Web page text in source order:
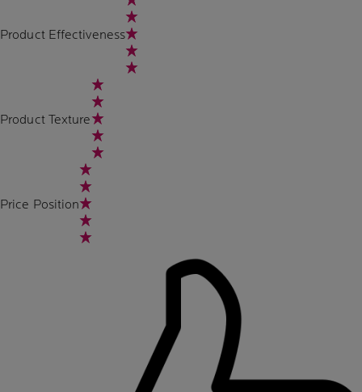
Product Effectiveness
Product Texture
Price Position